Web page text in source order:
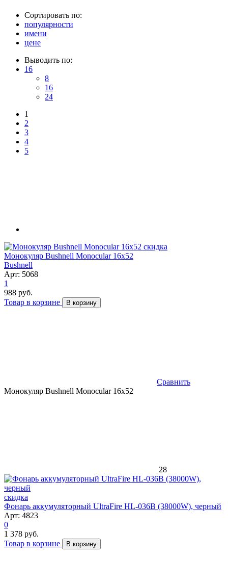
Сортировать по:
популярности
имени
цене
Выводить по:
16
8
16
24
1
2
3
4
5
скидка
Монокуляр Bushnell Monocular 16x52
Bushnell
Арт: 5068
1
988 руб.
Товар в корзине
В корзину
Сравнить
Монокуляр Bushnell Monocular 16x52
28
скидка
Фонарь аккумуляторный UltraFire HL-036B (38000W), черный
Арт: 4823
0
1 378 руб.
Товар в корзине
В корзину